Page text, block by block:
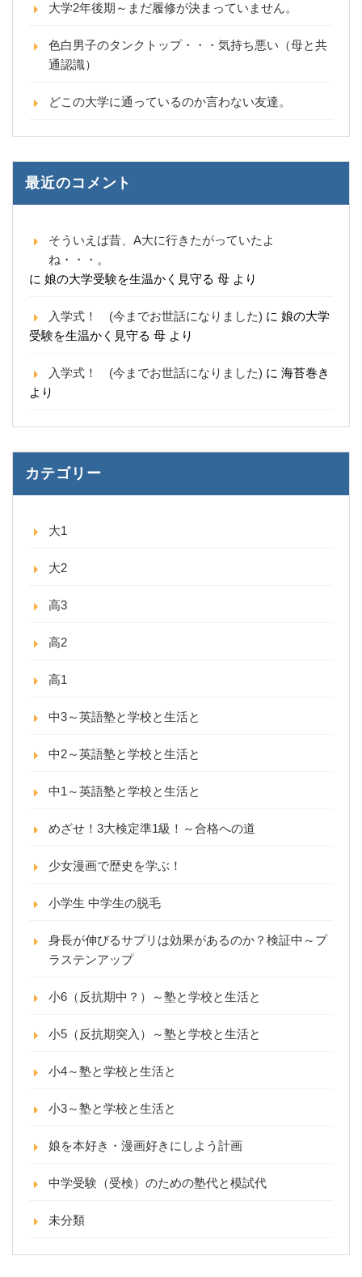
大学2年後期～まだ履修が決まっていません。
色白男子のタンクトップ・・・気持ち悪い（母と共
通認識）
どこの大学に通っているのか言わない友達。
最近のコメント
そういえば昔、A大に行きたがっていたよ
ね・・・。
に 娘の大学受験を生温かく見守る 母 より
入学式！ (今までお世話になりました) に 娘の大学
受験を生温かく見守る 母 より
入学式！ (今までお世話になりました) に 海苔巻き
より
カテゴリー
大1
大2
高3
高2
高1
中3～英語塾と学校と生活と
中2～英語塾と学校と生活と
中1～英語塾と学校と生活と
めざせ！3大検定準1級！～合格への道
少女漫画で歴史を学ぶ！
小学生 中学生の脱毛
身長が伸びるサプリは効果があるのか？検証中～プ
ラステンアップ
小6（反抗期中？）～塾と学校と生活と
小5（反抗期突入）～塾と学校と生活と
小4～塾と学校と生活と
小3～塾と学校と生活と
娘を本好き・漫画好きにしよう計画
中学受験（受検）のための塾代と模試代
未分類